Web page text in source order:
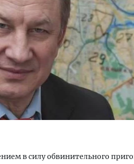
в силу обвинительного
Архитектурный код
земли. Мощение